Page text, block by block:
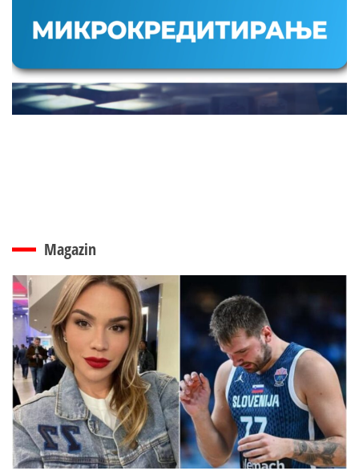
Magazin